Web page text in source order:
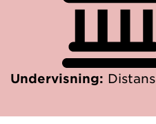
Undervisning: Distans